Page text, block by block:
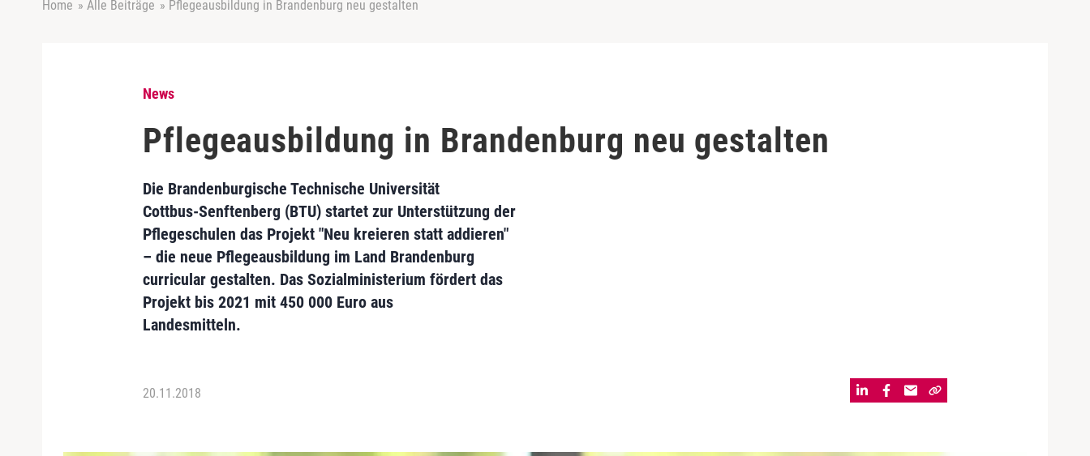
Home » Alle Beiträge » Pflegeausbildung in Brandenburg neu gestalten
News
Pflegeausbildung in Brandenburg neu gestalten
Die Brandenburgische Technische Universität
Cottbus-Senftenberg (BTU) startet zur Unterstützung der
Pflegeschulen das Projekt "Neu kreieren statt addieren"
– die neue Pflegeausbildung im Land Brandenburg
curricular gestalten. Das Sozialministerium fördert das
Projekt bis 2021 mit 450 000 Euro aus
Landesmitteln.
20.11.2018